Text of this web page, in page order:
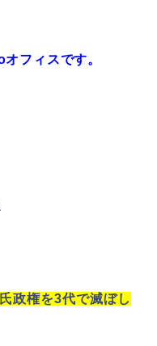
フィスです。
政権を3代で滅ぼし